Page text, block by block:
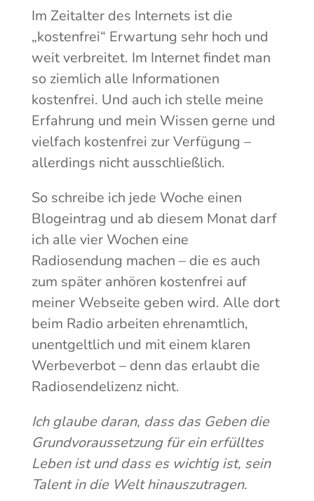
Im Zeitalter des Internets ist die
„kostenfrei“ Erwartung sehr hoch und
weit verbreitet. Im Internet findet man
so ziemlich alle Informationen
kostenfrei. Und auch ich stelle meine
Erfahrung und mein Wissen gerne und
vielfach kostenfrei zur Verfügung –
allerdings nicht ausschließlich.
So schreibe ich jede Woche einen
Blogeintrag und ab diesem Monat darf
ich alle vier Wochen eine
Radiosendung machen – die es auch
zum später anhören kostenfrei auf
meiner Webseite geben wird. Alle dort
beim Radio arbeiten ehrenamtlich,
unentgeltlich und mit einem klaren
Werbeverbot – denn das erlaubt die
Radiosendelizenz nicht.
Ich glaube daran, dass das Geben die
Grundvoraussetzung für ein erfülltes
Leben ist und dass es wichtig ist, sein
Talent in die Welt hinauszutragen.